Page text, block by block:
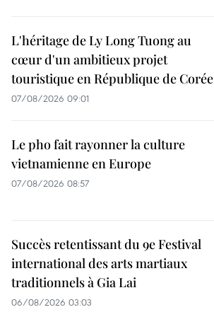
L'héritage de Ly Long Tuong au
cœur d'un ambitieux projet
touristique en République de Corée
07/08/2026 09:01
Le pho fait rayonner la culture
vietnamienne en Europe
07/08/2026 08:57
Succès retentissant du 9e Festival
international des arts martiaux
traditionnels à Gia Lai
06/08/2026 03:03